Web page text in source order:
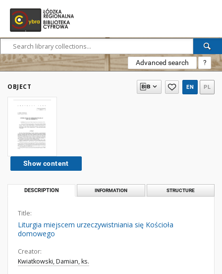
Advanced search ?
OBJECT EN PL
Show content
DESCRIPTION INFORMATION STRUCTURE
Title:
Liturgia miejscem urzeczywistniania się Kościoła
domowego
Creator:
Kwiatkowski, Damian, ks.